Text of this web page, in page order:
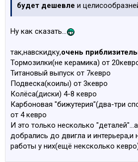
будет дешевле и
Ну как сказать...
так,навскидку,очень
Тормозилки(не керамика) от
Титановый выпуск от 7кевро
Подвеска(коилы) от 3кевро
Колёса(диски) 4-8 кевро
Карбоновая "бижутерия"(два-три
от 4 кевро
И это только несколько
добрались до двигла и интерьера,и
работы у них(ещё нексколько